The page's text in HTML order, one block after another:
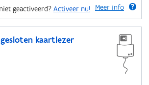
Meer info
geactiveerd? Activeer nu!
kaartlezer